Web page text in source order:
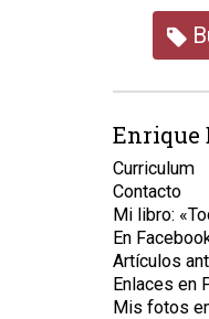
Enrique
Curriculum
Contacto
Mi libro:
En
Artículos
Enlaces en
Mis fotos